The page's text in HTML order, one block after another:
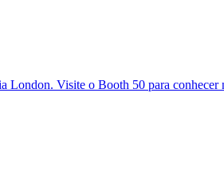
Visite o Booth 50 para